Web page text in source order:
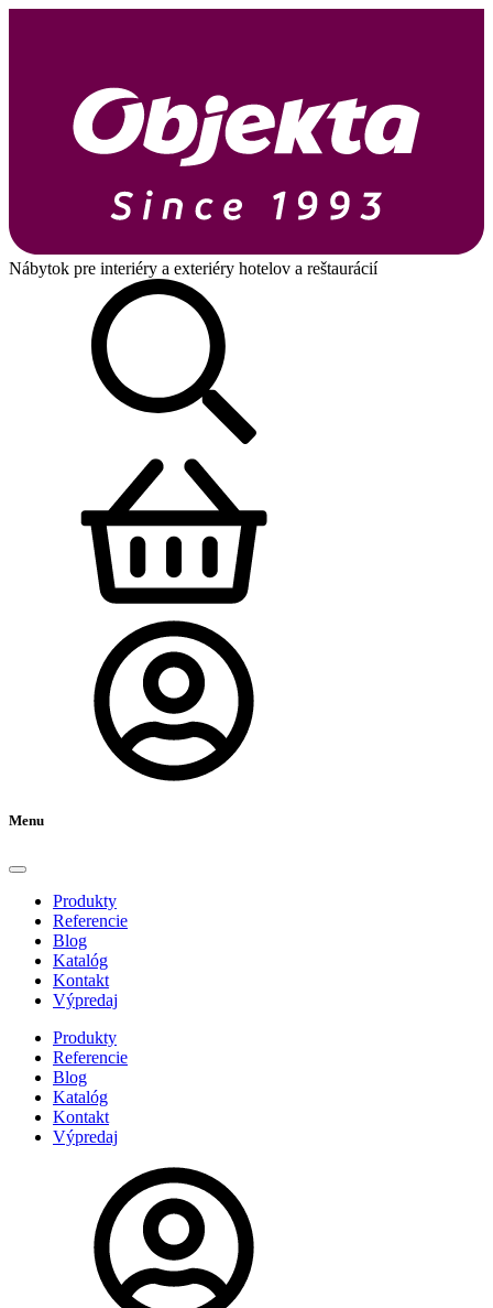
Nábytok pre interiéry a exteriéry hotelov a reštaurácií
Menu
Produkty
Referencie
Blog
Katalóg
Kontakt
Výpredaj
Produkty
Referencie
Blog
Katalóg
Kontakt
Výpredaj